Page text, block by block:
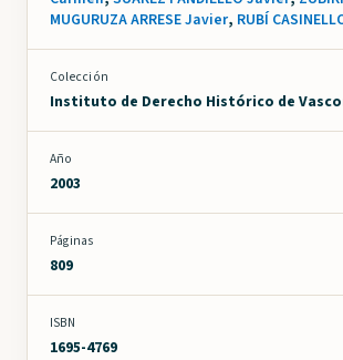
MUGURUZA ARRESE Javier, RUBÍ
Colección
Instituto de Derecho Histórico de
Año
2003
Páginas
809
ISBN
1695-4769